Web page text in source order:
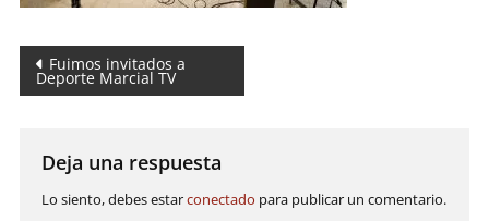
Navegación
de
entradas
Fuimos invitados a
Deporte Marcial TV
Deja una respuesta
Lo siento, debes estarconectado para publicar un comentario.